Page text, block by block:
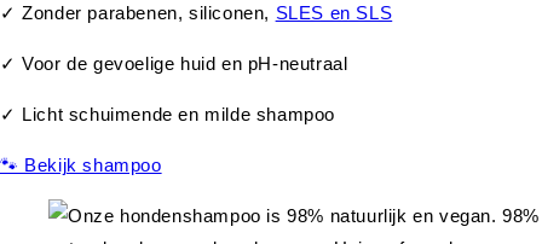
✓ Zonder parabenen, siliconen, SLES en SLS
✓ Voor de gevoelige huid en pH-neutraal
✓ Licht schuimende en milde shampoo
🐾 Bekijk shampoo